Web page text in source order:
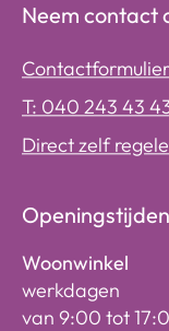
Neem contact
Contactformulier
T: 040 243 43
Direct zelf
Openingstijden
Woonwinkel
werkdagen
van 9:00 tot